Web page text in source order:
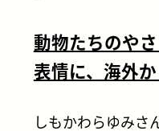
動物たちのや
表情に、海外
しもかわらゆみさ